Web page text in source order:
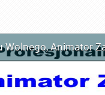
Wolnego,Animator